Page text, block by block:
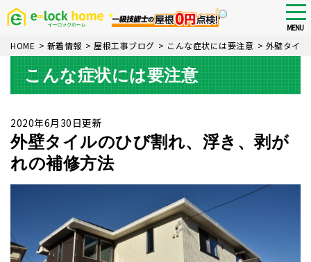
Skip
content
MENU
HOME > 新着情報 > 屋根工事ブログ > こんな症状には要注意 > 外壁タイ
こんな症状には要注意
2020年6月30日更新
外壁タイルのひび割れ、浮き、剥が
れの補修方法